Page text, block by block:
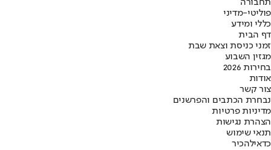
תחבורה
פוליטי-מדיני
כללי ומידע
דף הבית
זמני כניסת וצאת שבת
מגזין השבוע
בחירות 2026
אודות
צור קשר
נבחרת הכתבים והפרשנים
מדיניות פרטיות
הצהרת נגישות
תנאי שימוש
כדאילהכיר